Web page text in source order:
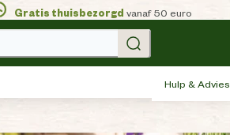
Gratis thuisbezorgd vanaf 50 euro
Hulp & Advies